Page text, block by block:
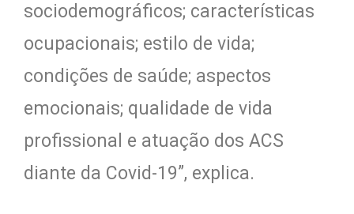
sociodemográficos; características
ocupacionais; estilo de vida;
condições de saúde; aspectos
emocionais; qualidade de vida
profissional e atuação dos ACS
diante da Covid-19”, explica.